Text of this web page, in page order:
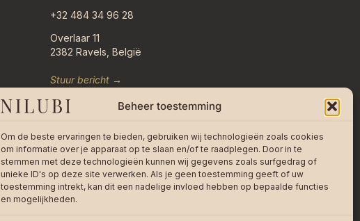
Beheer toestemming
Om de beste ervaringen te bieden, gebruiken wij technologieën zoals cookies
om informatie over je apparaat op te slaan en/of te raadplegen. Door in te
stemmen met deze technologieën kunnen wij gegevens zoals surfgedrag of
unieke ID's op deze site verwerken. Als je geen toestemming geeft of uw
toestemming intrekt, kan dit een nadelige invloed hebben op bepaalde functies
en mogelijkheden.
+32 484 34 96 28
Overlaar 11
2382 Ravels, België
Stuur bericht →
bol.com